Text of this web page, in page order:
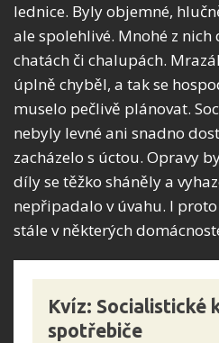
lednice. Byly objemné,
ale spolehlivé. Mnohé z
chatách či chalupách.
úplně chyběl, a tak se
muselo pečlivě plánovat.
nebyly levné ani snadno
zacházelo s úctou. Opravy
díly se těžko sháněly a
nepřipadalo v úvahu. I
stále v některých
Kvíz: Socialistické
spotřebiče